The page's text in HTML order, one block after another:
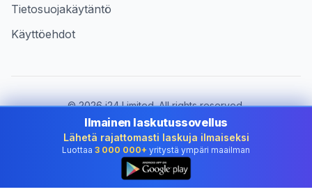
Tietosuojakäytäntö
Käyttöehdot
©2026i24 Limited. All rights reserved.
Palvelemme yrityksiä maassa Finland
Vaihda maa:
Finland
Ilmainen laskutussovellus
Lähetä rajattomasti laskuja ilmaiseksi
Luottaa 3 000 000+ yritystä ympäri maailman